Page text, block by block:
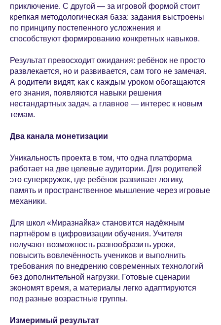
приключение. С другой — за игровой формой стоит
крепкая методологическая база: задания выстроены
по принципу постепенного усложнения и
способствуют формированию конкретных навыков.
Результат превосходит ожидания: ребёнок не просто
развлекается, но и развивается, сам того не замечая.
А родители видят, как с каждым уроком обогащаются
его знания, появляются навыки решения
нестандартных задач, а главное — интерес к новым
темам.
Два канала монетизации
Уникальность проекта в том, что одна платформа
работает на две целевые аудитории. Для родителей
это суперкружок, где ребёнок развивает логику,
память и пространственное мышление через игровые
механики.
Для школ «Миразнайка» становится надёжным
партнёром в цифровизации обучения. Учителя
получают возможность разнообразить уроки,
повысить вовлечённость учеников и выполнить
требования по внедрению современных технологий
без дополнительной нагрузки. Готовые сценарии
экономят время, а материалы легко адаптируются
под разные возрастные группы.
Измеримый результат